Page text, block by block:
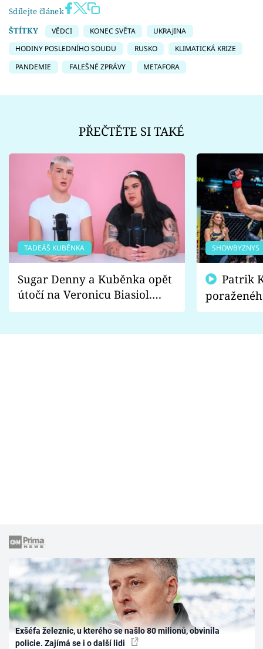
Sdílejte článek
ŠTÍTKY
VĚDCI KONEC SVĚTA
UKRAJINA
HODINY POSLEDNÍHO SOUDU
RUSKO
KLIMATICKÁ KRIZE
PANDEMIE
FALEŠNÉ ZPRÁVY METAFORA
PŘEČTĚTE SI TAKÉ
TADEÁŠ KUBĚNKA
Sugar Denny a Kuběnka opět
útočí na Veronicu Biasiol.
Proč je podle nich falešná a
SHOWBYZNYS
fanoušci
Exšéfa železnic, u kterého se našlo 80 milionů, obvinila
policie. Zajímá se i o další lidi